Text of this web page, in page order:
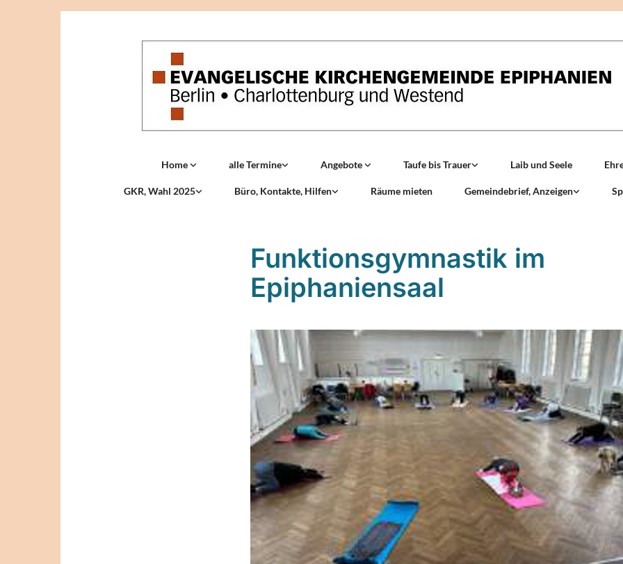
Home alle Termine Angebote Taufe bis Trauer Laib und Seele
GKR, Wahl 2025 Büro, Kontakte, Hilfen Räume mieten Gemeindebrief, Anzeigen
Funktionsgymnastik im
Epiphaniensaal